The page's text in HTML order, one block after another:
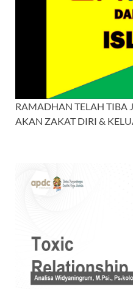
RAMADHAN TELAH TIBA
AKAN ZAKAT DIRI &